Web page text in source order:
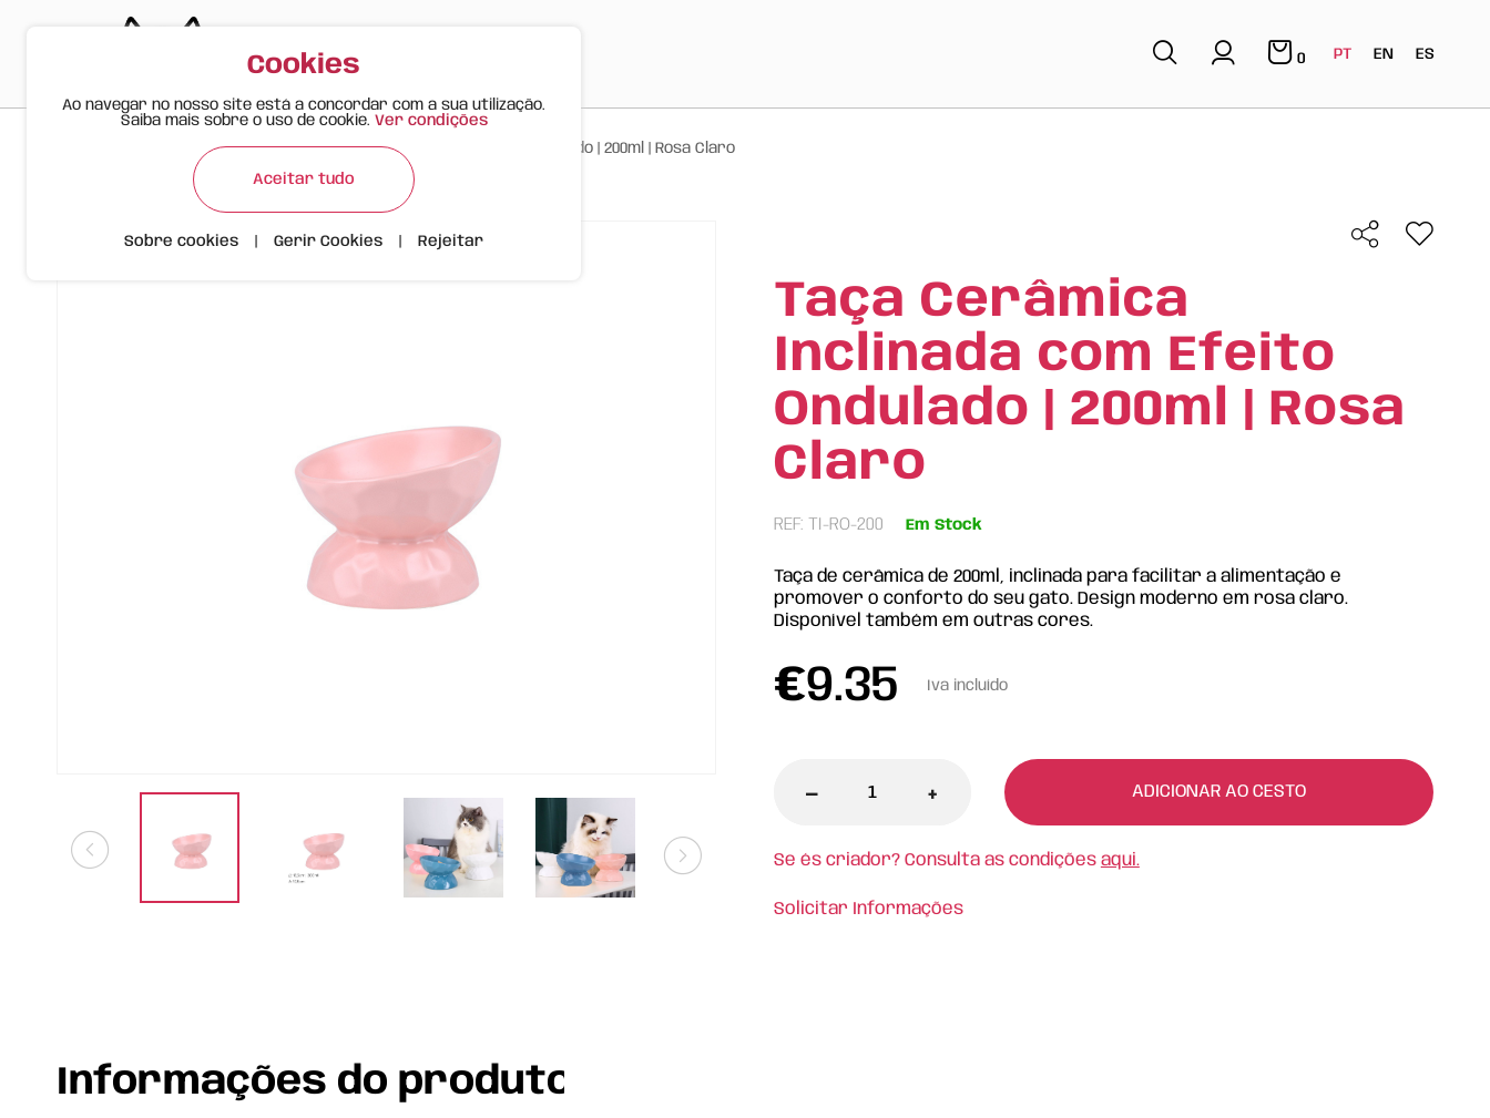
0 PT EN ES
Produtos > > Taça Cerâmica Inclinada com Efeito Ondulado | 200ml | Rosa Claro
Taça Cerâmica
Inclinada com Efeito
Ondulado | 200ml | Rosa
Claro
REF: TI-RO-200 Em Stock
Taça de cerâmica de 200ml, inclinada para facilitar a alimentação e
promover o conforto do seu gato. Design moderno em rosa claro.
Disponível também em outras cores.
€9.35 Iva incluído
- + ADICIONAR AO CESTO
Se és criador? Consulta as condições aqui.
Solicitar Informações
Informações do produto
Cookies
Ao navegar no nosso site está a concordar com a sua utilização.
Saiba mais sobre o uso de cookie. Ver condições
Aceitar tudo
Sobre cookies Gerir Cookies Rejeitar